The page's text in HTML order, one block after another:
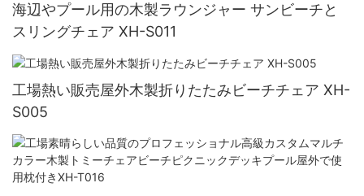
海辺やプール用の木製ラウンジャー サンビーチと
スリングチェア XH-S011
工場熱い販売屋外木製折りたたみビーチチェア XH-
S005